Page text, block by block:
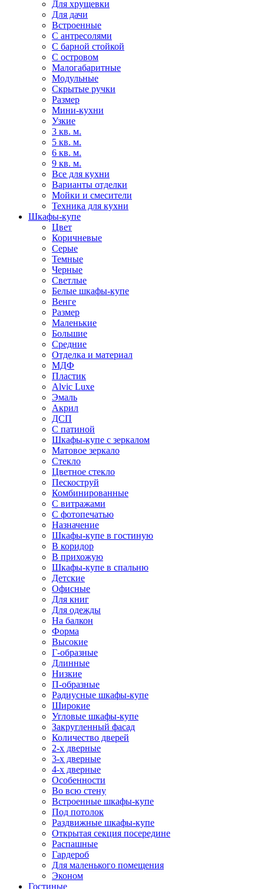
Для хрущевки
Для дачи
Встроенные
С антресолями
С барной стойкой
С островом
Малогабаритные
Модульные
Скрытые ручки
Размер
Мини-кухни
Узкие
3 кв. м.
5 кв. м.
6 кв. м.
9 кв. м.
Все для кухни
Варианты отделки
Мойки и смесители
Техника для кухни
Шкафы-купе
Цвет
Коричневые
Серые
Темные
Черные
Светлые
Белые шкафы-купе
Венге
Размер
Маленькие
Большие
Средние
Отделка и материал
МДФ
Пластик
Alvic Luxe
Эмаль
Акрил
ДСП
С патиной
Шкафы-купе с зеркалом
Матовое зеркало
Стекло
Цветное стекло
Пескоструй
Комбинированные
С витражами
С фотопечатью
Назначение
Шкафы-купе в гостиную
В коридор
В прихожую
Шкафы-купе в спальню
Детские
Офисные
Для книг
Для одежды
На балкон
Форма
Высокие
Г-образные
Длинные
Низкие
П-образные
Радиусные шкафы-купе
Широкие
Угловые шкафы-купе
Закругленный фасад
Количество дверей
2-х дверные
3-х дверные
4-х дверные
Особенности
Во всю стену
Встроенные шкафы-купе
Под потолок
Раздвижные шкафы-купе
Открытая секция посередине
Распашные
Гардероб
Для маленького помещения
Эконом
Гостиные